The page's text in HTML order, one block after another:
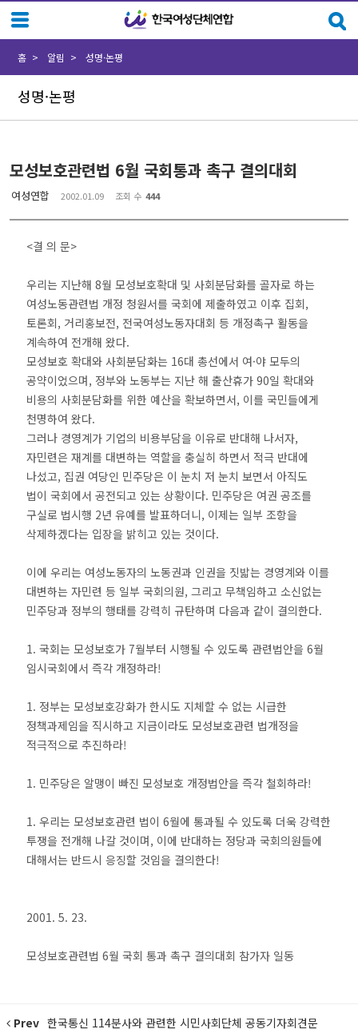
성명·논평
홈 알림 성명·논평
모성보호관련법 6월 국회통과 촉구 결의대회
여성연합 2002.01.09 조회 수 444
<결 의 문>
우리는 지난해 8월 모성보호확대 및 사회분담화를 골자로 하는
여성노동관련법 개정 청원서를 국회에 제출하였고 이후 집회,
토론회, 거리홍보전, 전국여성노동자대회 등 개정촉구 활동을
계속하여 전개해 왔다.
모성보호 확대와 사회분담화는 16대 총선에서 여·야 모두의
공약이었으며, 정부와 노동부는 지난 해 출산휴가 90일 확대와
비용의 사회분담화를 위한 예산을 확보하면서, 이를 국민들에게
천명하여 왔다.
그러나 경영계가 기업의 비용부담을 이유로 반대해 나서자,
자민련은 재계를 대변하는 역할을 충실히 하면서 적극 반대에
나섰고, 집권 여당인 민주당은 이 눈치 저 눈치 보면서 아직도
법이 국회에서 공전되고 있는 상황이다. 민주당은 여권 공조를
구실로 법시행 2년 유예를 발표하더니, 이제는 일부 조항을
삭제하겠다는 입장을 밝히고 있는 것이다.
이에 우리는 여성노동자의 노동권과 인권을 짓밟는 경영계와 이를
대변하는 자민련 등 일부 국회의원, 그리고 무책임하고 소신없는
민주당과 정부의 행태를 강력히 규탄하며 다음과 같이 결의한다.
1. 국회는 모성보호가 7월부터 시행될 수 있도록 관련법안을 6월
임시국회에서 즉각 개정하라!
1. 정부는 모성보호강화가 한시도 지체할 수 없는 시급한
정책과제임을 직시하고 지금이라도 모성보호관련 법개정을
적극적으로 추진하라!
1. 민주당은 알맹이 빠진 모성보호 개정법안을 즉각 철회하라!
1. 우리는 모성보호관련 법이 6월에 통과될 수 있도록 더욱 강력한
투쟁을 전개해 나갈 것이며, 이에 반대하는 정당과 국회의원들에
대해서는 반드시 응징할 것임을 결의한다!
2001. 5. 23.
모성보호관련법 6월 국회 통과 촉구 결의대회 참가자 일동
Prev 한국통신 114분사와 관련한 시민사회단체 공동기자회견문